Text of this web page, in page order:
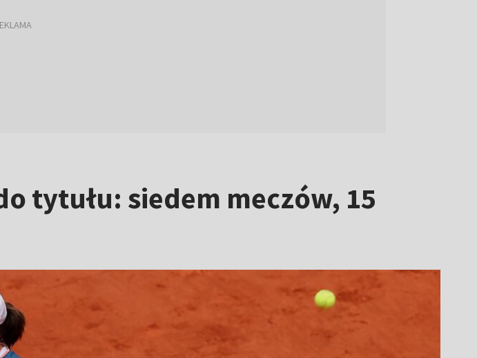
tytułu: siedem meczów, 15